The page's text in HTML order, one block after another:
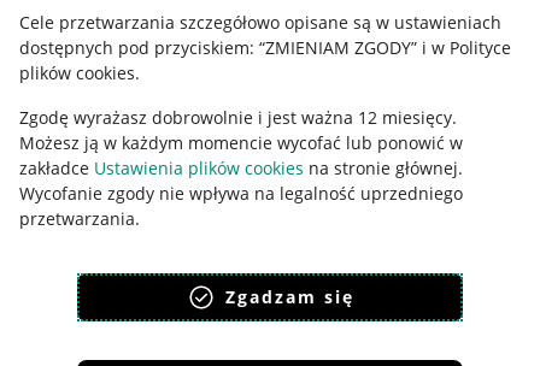
Cele przetwarzania szczegółowo opisane są w ustawieniach
dostępnych pod przyciskiem: “ZMIENIAM ZGODY” i w Polityce
plików cookies.
Zgodę wyrażasz dobrowolnie i jest ważna 12 miesięcy.
Możesz ją w każdym momencie wycofać lub ponowić w
zakładce Ustawienia plików cookies na stronie głównej.
Wycofanie zgody nie wpływa na legalność uprzedniego
przetwarzania.
Zgadzam się
Informacje dla Aktu o Usługach Cyfrowych
Pobierz aplikację